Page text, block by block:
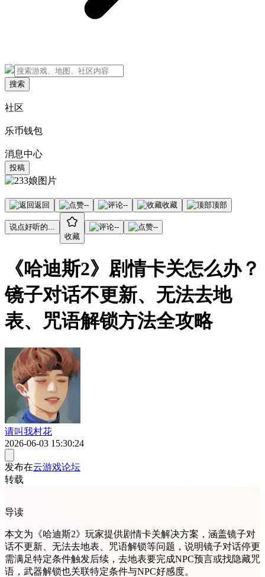
搜索
社区
乐币钱包
消息中心
投稿
返回 -- -- 收藏 顶部
说点好听的...
收藏
-- --
《哈迪斯2》剧情卡关怎么办？
镜子对话不更新、无法去地
表、咒语解锁方法全攻略
请叫我村花
2026-06-03 15:30:24
发布在云游戏论坛
转载
导读
本文为《哈迪斯2》玩家提供剧情卡关解决方案，涵盖镜子对
话不更新、无法去地表、咒语解锁等问题，说明镜子对话停更
需满足特定条件触发后续，去地表要完成NPC预言或找隐藏咒
语，武器解锁也关联特定条件与NPC好感度。